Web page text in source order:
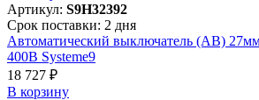
Артикул: S9H32392
Срок поставки: 2 дня
Автоматический выключатель (АВ)
400В Systeme9
18 727 ₽
В корзинy